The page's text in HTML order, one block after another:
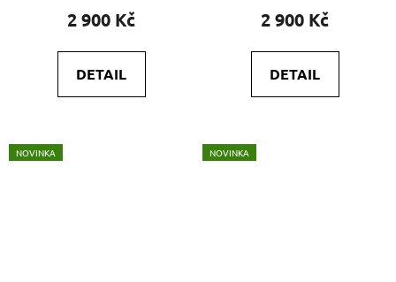
2 900 Kč
DETAIL
2 900 Kč
DETAIL
NOVINKA NOVINKA